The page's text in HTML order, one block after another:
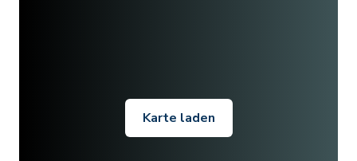
Karte laden